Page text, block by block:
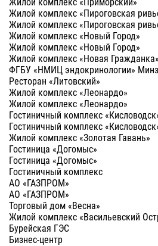
Жилой комплекс «Пироговская
Жилой комплекс «Пироговская
Жилой комплекс «Новый Город»
Жилой комплекс «Новый Город»
Жилой комплекс «Новая Гражданка»
ФГБУ «НМИЦ эндокринологии»
Ресторан «Литовский»
Жилой комплекс «Леонардо»
Жилой комплекс «Леонардо»
Гостиничный комплекс
Гостиничный комплекс
Жилой комплекс «Золотая Гавань»
Гостиница «Догомыс»
Гостиница «Догомыс»
Гостиничный комплекс
АО «ГАЗПРОМ»
АО «ГАЗПРОМ»
Торговый дом «Весна»
Жилой комплекс «Васильевский
Бурейская ГЭС
Бизнес-центр